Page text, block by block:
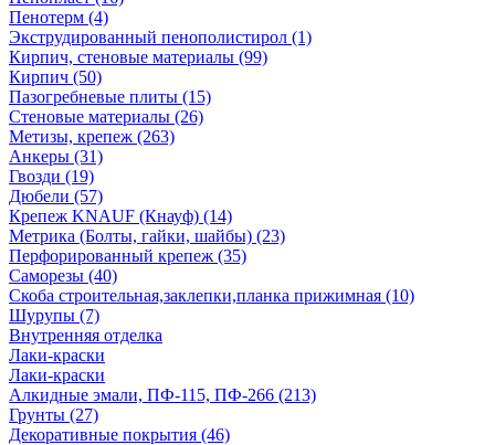
Пенотерм (4)
Экструдированный пенополистирол (1)
Кирпич, стеновые материалы (99)
Кирпич (50)
Пазогребневые плиты (15)
Стеновые материалы (26)
Метизы, крепеж (263)
Анкеры (31)
Гвозди (19)
Дюбели (57)
Крепеж KNAUF (Кнауф) (14)
Метрика (Болты, гайки, шайбы) (23)
Перфорированный крепеж (35)
Саморезы (40)
Скоба строительная,заклепки,планка прижимная (10)
Шурупы (7)
Внутренняя отделка
Лаки-краски
Лаки-краски
Алкидные эмали, ПФ-115, ПФ-266 (213)
Грунты (27)
Декоративные покрытия (46)